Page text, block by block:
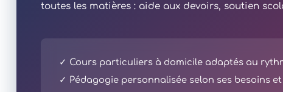
toutes les matières : aide aux devoirs, soutien
✓ Cours particuliers à domicile adaptés au
✓ Pédagogie personnalisée selon ses besoins